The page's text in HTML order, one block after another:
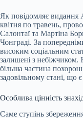
Як повідомляє видання
квітня по травень,
Салонтаї та Мартіна
Чонграді. За
високим соціальним
залишені з
більша частина
задовільному стані, що є
Особлива цінність
Саме ступінь